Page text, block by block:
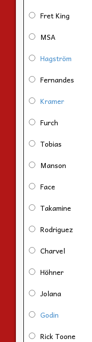
Fret King
MSA
Hagström
Fernandes
Kramer
Furch
Tobias
Manson
Face
Takamine
Rodriguez
Charvel
Höhner
Jolana
Godin
Rick Toone